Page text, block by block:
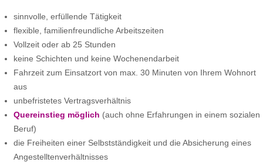
sinnvolle, erfüllende Tätigkeit
flexible, familienfreundliche Arbeitszeiten
Vollzeit oder ab 25 Stunden
keine Schichten und keine Wochenendarbeit
Fahrzeit zum Einsatzort von max. 30 Minuten von Ihrem Wohnort
aus
unbefristetes Vertragsverhältnis
Quereinstieg möglich (auch ohne Erfahrungen in einem sozialen
Beruf)
die Freiheiten einer Selbstständigkeit und die Absicherung eines
Angestelltenverhältnisses